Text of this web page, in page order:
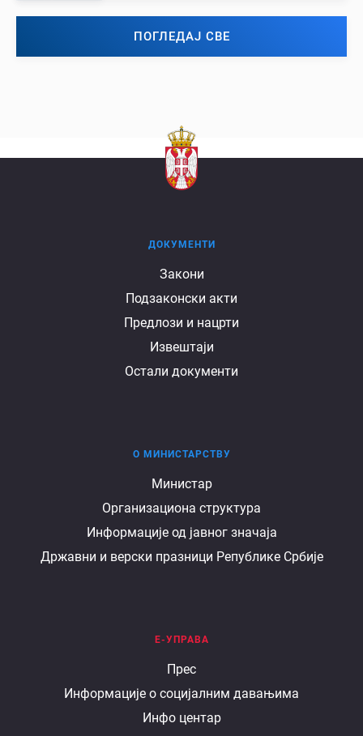
ПОГЛЕДАЈ СВЕ
ДОКУМЕНТИ
Закони
Подзаконски акти
Предлози и нацрти
Извештаји
Остали документи
министарству
О МИНИСТАРСТВУ
Министар
Организациона структура
Информације од јавног значаја
Државни и верски празници Републике Србије
Е-УПРАВА
Прес
Информације о социјалним давањима
Инфо центар